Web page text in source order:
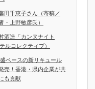
田千恵子さん（寄稿／
・上野敏彦氏）
酒造「カンヌナイト
ルコレクティブ）
ベースの新リキュール
売！香港・県内企業が共
も貢献